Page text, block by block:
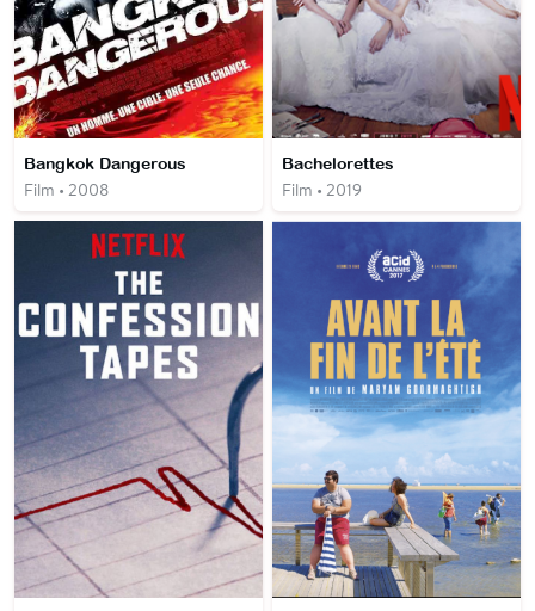
Bangkok Dangerous
Film • 2008
Bachelorettes
Film • 2019